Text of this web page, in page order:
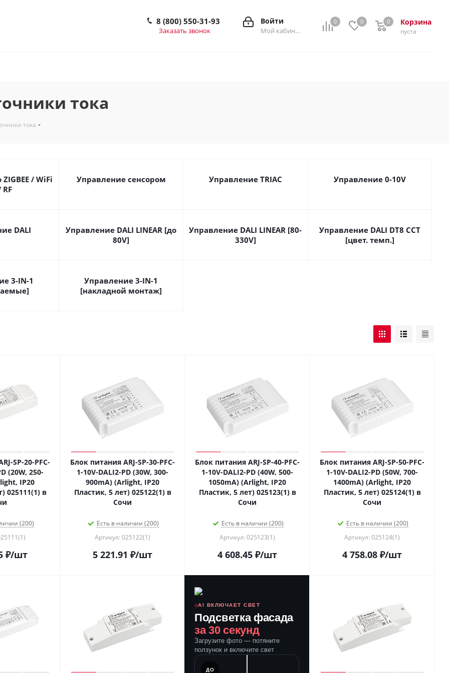
0 0 Корзина
0
пуста
0
Войти
Мой кабинет
8 (800) 550-31-93
Заказать звонок
тока
тока
/ WiFi
RF
Управление сенсором Управление TRIAC Управление 0-10V
DALI
Управление DALI LINEAR [до
80V]
Управление DALI LINEAR [80-
330V]
Управление DALI DT8 CCT
[цвет. темп.]
3-IN-1
Управление 3-IN-1
[накладной монтаж]
SP-20-PFC-
(20W, 250-
IP20
025111(1) в
(200)
₽/шт
Блок питания ARJ-SP-30-PFC-
1-10V-DALI2-PD (30W, 300-
900mA) (Arlight, IP20
Пластик, 5 лет) 025122(1) в
Сочи
Есть в наличии (200)
Артикул: 025122(1)
5 221.91 ₽/шт
Блок питания ARJ-SP-40-PFC-
1-10V-DALI2-PD (40W, 500-
1050mA) (Arlight, IP20
Пластик, 5 лет) 025123(1) в
Сочи
Есть в наличии (200)
Артикул: 025123(1)
4 608.45 ₽/шт
Блок питания ARJ-SP-50-PFC-
1-10V-DALI2-PD (50W, 700-
1400mA) (Arlight, IP20
Пластик, 5 лет) 025124(1) в
Сочи
Есть в наличии (200)
Артикул: 025124(1)
4 758.08 ₽/шт
AI ВКЛЮЧАЕТ СВЕТ
Подсветка фасада
за 30 секунд
Загрузите фото — потяните
ползунок и включите свет
ДО